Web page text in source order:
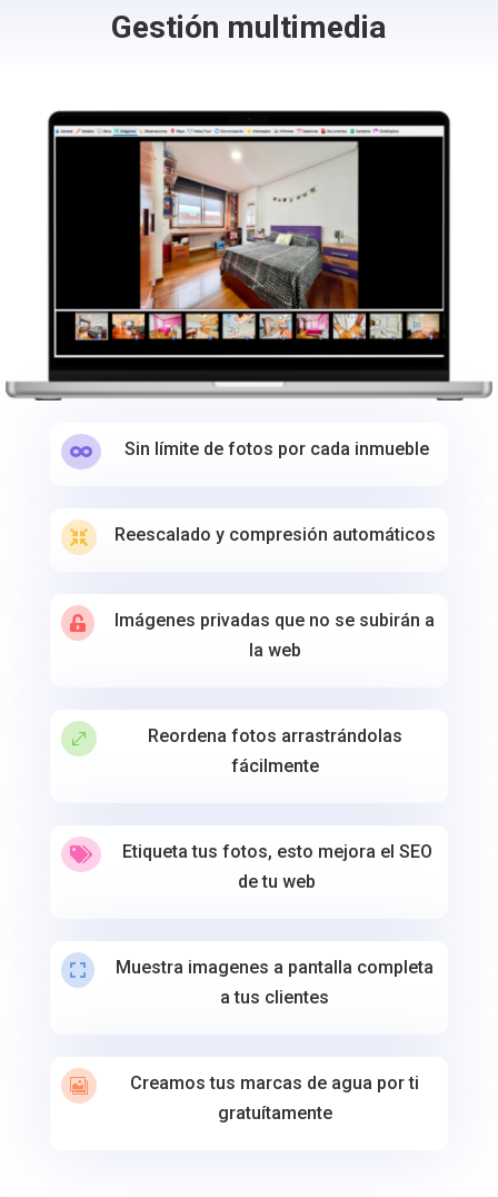
Gestión multimedia
 Sin límite de fotos por cada inmueble
 Reescalado y compresión automáticos

Imágenes privadas que no se subirán a
la web
.
Reordena fotos arrastrándolas
fácilmente

Etiqueta tus fotos, esto mejora el SEO
de tu web

Muestra imagenes a pantalla completa
a tus clientes

Creamos tus marcas de agua por ti
gratuítamente